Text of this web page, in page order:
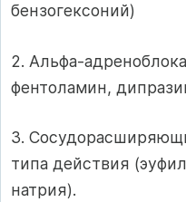
бензогексоний)
2. Альфа-
фентоламин,
3.
типа действия
натрия).